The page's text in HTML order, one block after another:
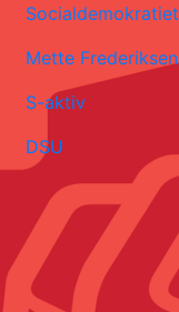
Socialdemokratiet
Mette Frederiksen
S-aktiv
DSU